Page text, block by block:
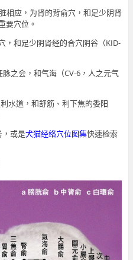
相应，为肾的背俞穴，和足少阴肾
要穴位。
，和足少阴肾经的合穴阴谷（KID-
之会，和气海（CV-6，人之元气
水道，和舒筋、利下焦的委阳
，或是犬猫经络穴位图集快速检索